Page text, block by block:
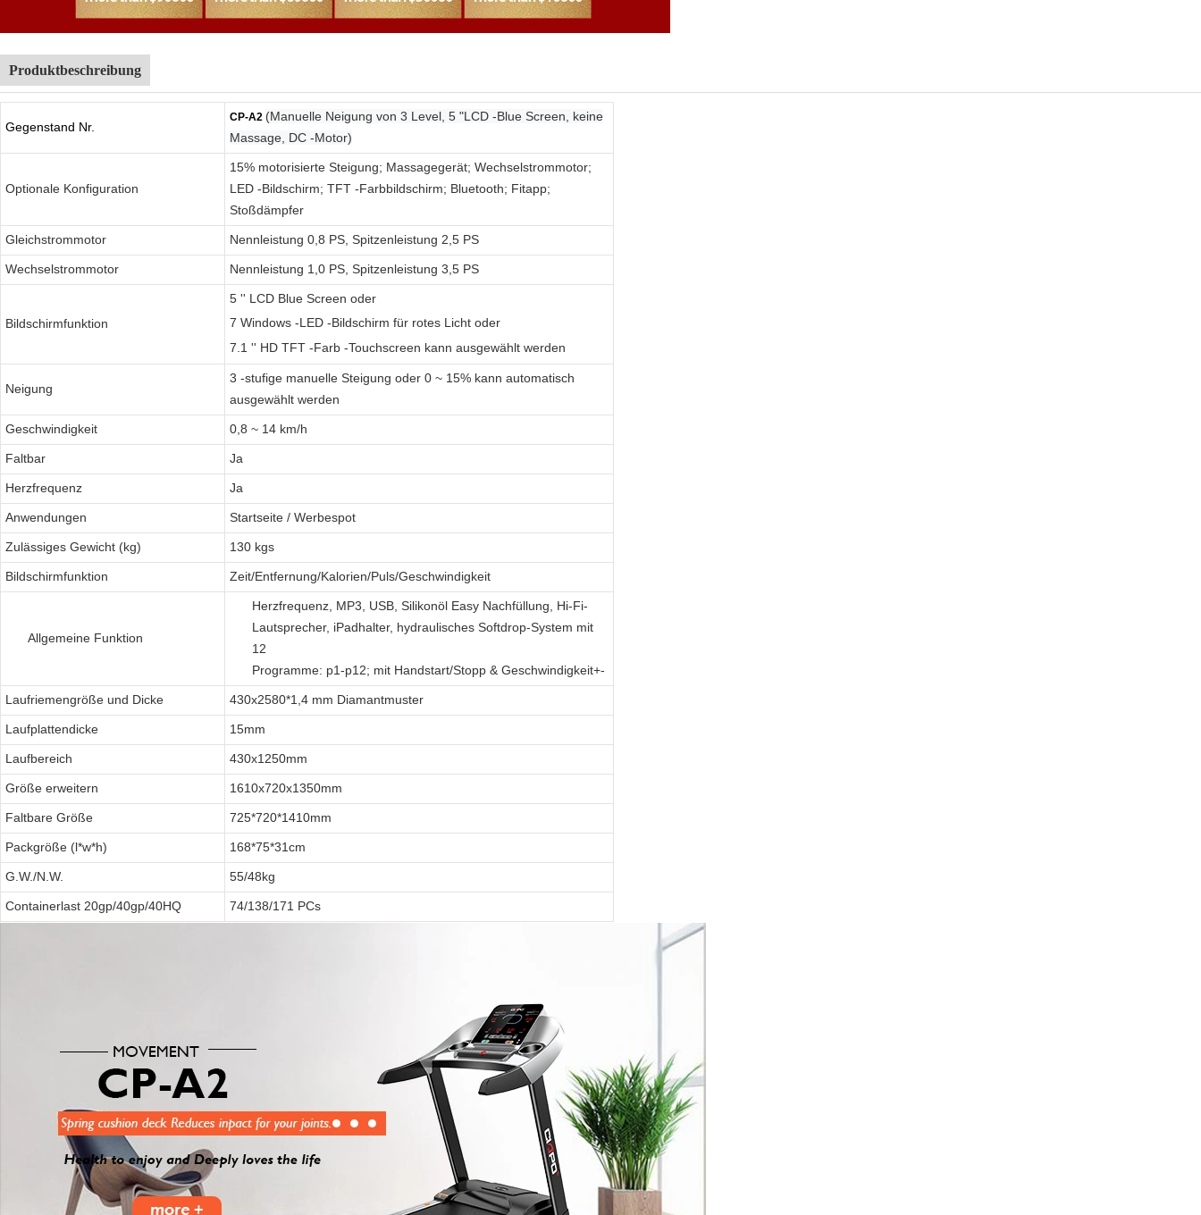
Produktbeschreibung
Gegenstand Nr.
CP-A2 (Manuelle Neigung von 3 Level, 5 "LCD -Blue Screen, keine
Massage, DC -Motor)
Optionale Konfiguration
15% motorisierte Steigung; Massagegerät; Wechselstrommotor;
LED -Bildschirm; TFT -Farbbildschirm; Bluetooth; Fitapp;
Stoßdämpfer
Gleichstrommotor Nennleistung 0,8 PS, Spitzenleistung 2,5 PS
Wechselstrommotor Nennleistung 1,0 PS, Spitzenleistung 3,5 PS
Bildschirmfunktion
5 '' LCD Blue Screen oder
7 Windows -LED -Bildschirm für rotes Licht oder
7.1 '' HD TFT -Farb -Touchscreen kann ausgewählt werden
Neigung
3 -stufige manuelle Steigung oder 0 ~ 15% kann automatisch
ausgewählt werden
Geschwindigkeit 0,8 ~ 14 km/h
Faltbar Ja
Herzfrequenz Ja
Anwendungen Startseite / Werbespot
Zulässiges Gewicht (kg) 130 kgs
Bildschirmfunktion Zeit/Entfernung/Kalorien/Puls/Geschwindigkeit
Allgemeine Funktion
Herzfrequenz, MP3, USB, Silikonöl Easy Nachfüllung, Hi-Fi-
Lautsprecher, iPadhalter, hydraulisches Softdrop-System mit
12
Programme: p1-p12; mit Handstart/Stopp & Geschwindigkeit+-
Laufriemengröße und Dicke 430x2580*1,4 mm Diamantmuster
Laufplattendicke 15mm
Laufbereich 430x1250mm
Größe erweitern 1610x720x1350mm
Faltbare Größe 725*720*1410mm
Packgröße (l*w*h) 168*75*31cm
G.W./N.W. 55/48kg
Containerlast 20gp/40gp/40HQ 74/138/171 PCs